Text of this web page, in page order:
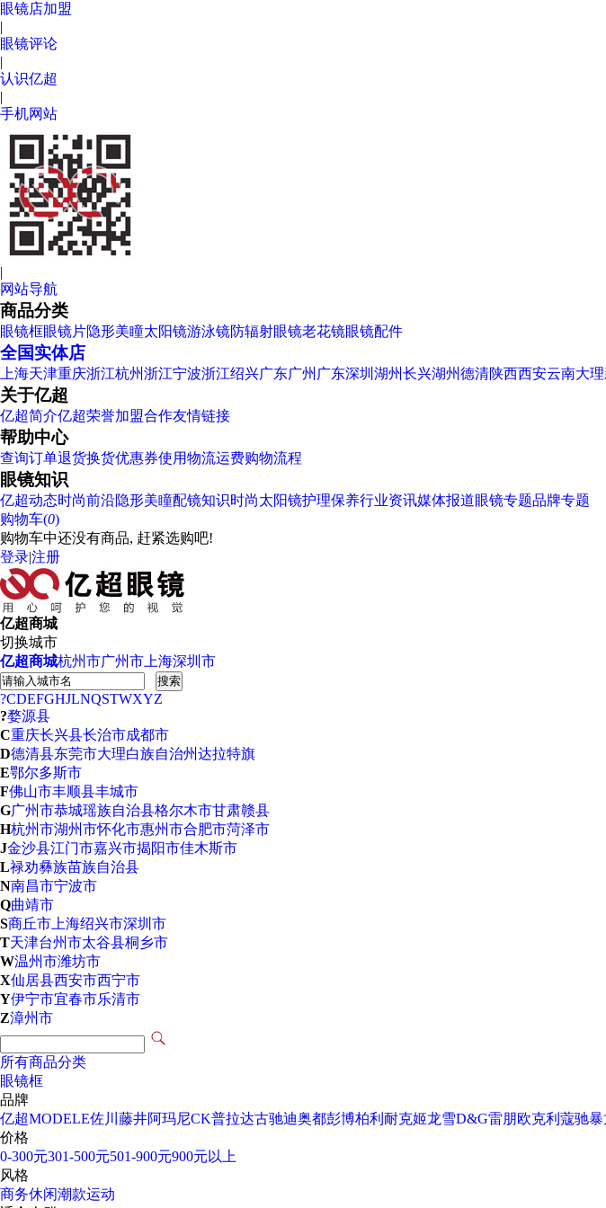
眼镜店加盟
|
眼镜评论
|
认识亿超
|
手机网站
|
网站导航
商品分类
眼镜框眼镜片隐形美瞳太阳镜游泳镜防辐射眼镜老花镜眼镜配件
全国实体店
上海天津重庆浙江杭州浙江宁波浙江绍兴广东广州 广东深圳 湖州长兴湖州德清陕西西安云南大理
关于亿超
亿超简介亿超荣誉加盟合作友情链接
帮助中心
查询订单退货换货优惠券使用物流运费购物流程
眼镜知识
亿超动态时尚前沿隐形美瞳配镜知识时尚太阳镜护理保养行业资讯媒体报道眼镜专题品牌专题
购物车(0)
购物车中还没有商品, 赶紧选购吧!
登录|注册
亿超商城
切换城市
亿超商城杭州市广州市 上海深圳市
搜索
?CDEFGHJLNQSTWXYZ
?婺源县
C重庆长兴县长治市成都市
D德清县东莞市大理白族自治州达拉特旗
E鄂尔多斯市
F佛山市丰顺县丰城市
G广州市恭城瑶族自治县格尔木市甘肃赣县
H杭州市湖州市怀化市惠州市合肥市菏泽市
J金沙县江门市嘉兴市揭阳市佳木斯市
L禄劝彝族苗族自治县
N南昌市宁波市
Q曲靖市
S商丘市 上海绍兴市深圳市
T天津台州市太谷县桐乡市
W温州市潍坊市
X仙居县西安市西宁市
Y伊宁市宜春市乐清市
Z漳州市
所有商品分类
眼镜框
品牌
亿超MODELE佐川藤井阿玛尼CK普拉达古驰迪奥都彭博柏利 耐克姬龙雪D&G雷朋欧克利 蔻驰暴
价格
0-300元301-500元501-900元900元以上
风格
商务休闲潮款运动